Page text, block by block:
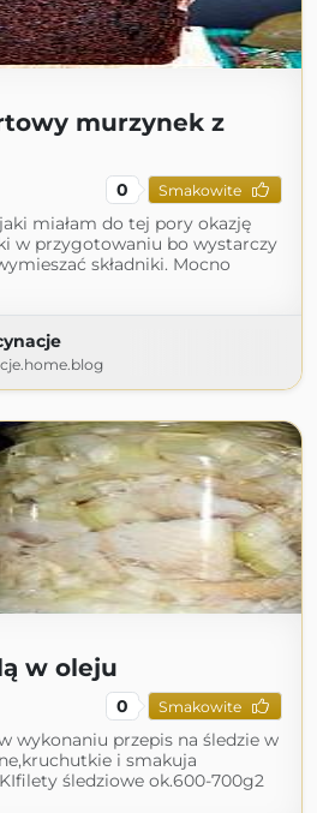
murzynek z
0 Smakowite
miałam do tej pory okazję
w przygotowaniu bo wystarczy
składniki. Mocno
w oleju
0 Smakowite
wykonaniu przepis na śledzie w
i smakuja
śledziowe ok.600-700g2